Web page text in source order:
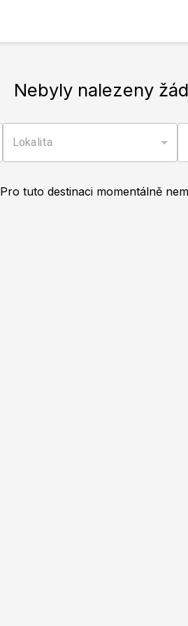
Nebyly nalezeny
Lokalita
Pro tuto destinaci momentálně